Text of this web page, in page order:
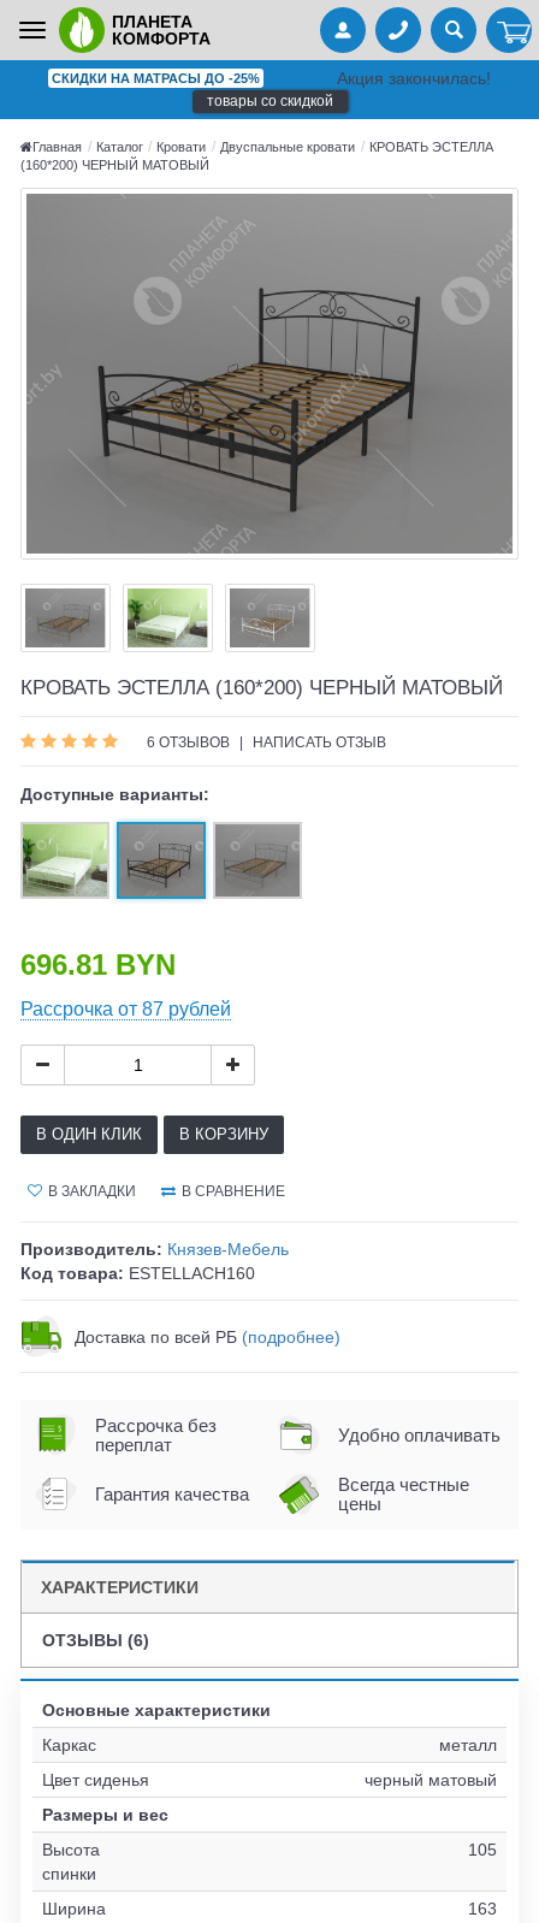
Toggle
navigation
ПЛАНЕТА
КОМФОРТА
СКИДКИ НА МАТРАСЫ ДО -25% Акция закончилась!
товары со скидкой
Главная Каталог Кровати Двуспальные кровати
КРОВАТЬ ЭСТЕЛЛА
(160*200) ЧЕРНЫЙ МАТОВЫЙ
КРОВАТЬ ЭСТЕЛЛА (160*200) ЧЕРНЫЙ МАТОВЫЙ
6 ОТЗЫВОВ НАПИСАТЬ ОТЗЫВ
Доступные варианты:
696.81 BYN
Рассрочка от 87 рублей
В ОДИН КЛИК В КОРЗИНУ
В ЗАКЛАДКИ В СРАВНЕНИЕ
Производитель: Князев-Мебель
Код товара: ESTELLACH160
Доставка по всей РБ (подробнее)
Рассрочка без
переплат
Удобно оплачивать
Гарантия качества
Всегда честные
цены
ХАРАКТЕРИСТИКИ
ОТЗЫВЫ (6)
Основные характеристики
Каркас
металл
Цвет сиденья
черный матовый
Размеры и вес
Высота
спинки
105
Ширина
163